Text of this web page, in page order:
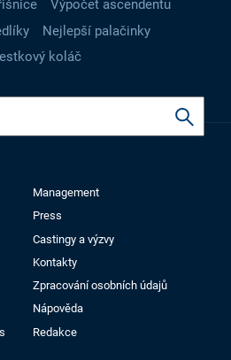
Výpočet ascendentu
Nejlepší palačinky
koláč
Management
Press
Castingy a výzvy
Kontakty
Zpracování osobních údajů
Nápověda
Redakce